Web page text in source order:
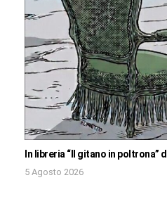
In libreria “Il gitano in poltrona”
5 Agosto 2026